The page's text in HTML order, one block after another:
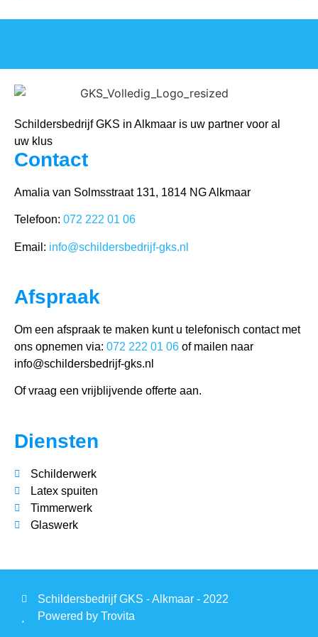
Schildersbedrijf GKS in Alkmaar is uw partner voor al
uw klus
Contact
Amalia van Solmsstraat 131, 1814 NG Alkmaar
Telefoon: 072 222 01 06
Email: info@schildersbedrijf-gks.nl
Afspraak
Om een afspraak te maken kunt u telefonisch contact met
ons opnemen via: 072 222 01 06 of mailen naar
info@schildersbedrijf-gks.nl
Of vraag een vrijblijvende offerte aan.
Diensten
Schilderwerk
Latex spuiten
Timmerwerk
Glaswerk
Schildersbedrijf GKS - Alkmaar - 2022
Powered by Trovita